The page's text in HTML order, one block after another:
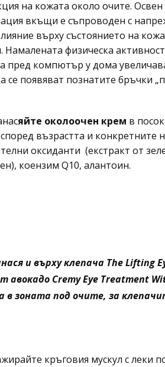
на кожата около очите.
вкъщи е съпроводен с
върху състоянието на
физическа
пред компютър у дома
появяват познатите бръчки
яйте околоочен крем в
възрастта и конкретните
оксиданти (екстракт от
коензим Q10, алантоин.
и върху клепача The Lifting
Cremy Eye Treatment
в зоната под очите, за
кръговия мускул с леки